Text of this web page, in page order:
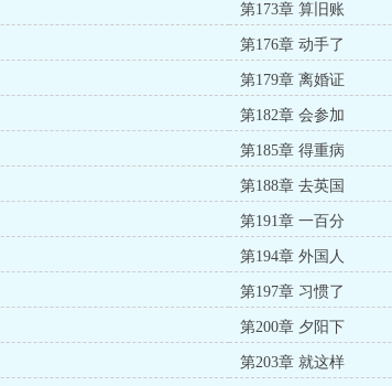
第173章 算旧账
第176章 动手了
第179章 离婚证
第182章 会参加
第185章 得重病
第188章 去英国
第191章 一百分
第194章 外国人
第197章 习惯了
第200章 夕阳下
第203章 就这样